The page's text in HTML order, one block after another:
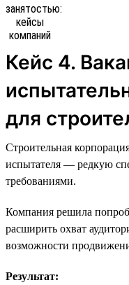
Кейс 4.
для
Строительная
испытателя — редкую
требованиями.
Компания решила
расширить охват
возможности
Результат: